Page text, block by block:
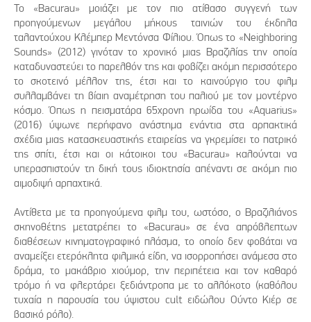
Το «Bacurau» μοιάζει με τον πιο ατίθασο συγγενή των
προηγούμενων μεγάλου μήκους ταινιών του έκδηλα
ταλαντούχου Κλέμπερ Μεντόνσα Φίλιου. Όπως το «Neighboring
Sounds» (2012) γινόταν το χρονικό μιας Βραζιλίας την οποία
καταδυναστεύει το παρελθόν της και φοβίζει ακόμη περισσότερο
το σκοτεινό μέλλον της, έτσι και το καινούργιο του φιλμ
συλλαμβάνει τη βίαιη αναμέτρηση του παλιού με τον μοντέρνο
κόσμο. Όπως η πεισματάρα 65χρονη ηρωίδα του «Aquarius»
(2016) ύψωνε περήφανο ανάστημα ενάντια στα αρπακτικά
σχέδια μιας κατασκευαστικής εταιρείας να γκρεμίσει το πατρικό
της σπίτι, έτσι και οι κάτοικοι του «Bacurau» καλούνται να
υπερασπιστούν τη δική τους ιδιοκτησία απέναντι σε ακόμη πιο
αιμοδιψή αρπαχτικά.
Αντίθετα με τα προηγούμενα φιλμ του, ωστόσο, ο Βραζιλιάνος
σκηνοθέτης μετατρέπει το «Bacurau» σε ένα απρόβλεπτων
διαθέσεων κινηματογραφικό πλάσμα, το οποίο δεν φοβάται να
αναμείξει ετερόκλητα φιλμικά είδη, να ισορροπήσει ανάμεσα στο
δράμα, το μακάβριο χιούμορ, την περιπέτεια και τον καθαρό
τρόμο ή να φλερτάρει ξεδιάντροπα με το αλλόκοτο (καθόλου
τυχαία η παρουσία του ύψιστου cult ειδώλου Ούντο Κιέρ σε
βασικό ρόλο).